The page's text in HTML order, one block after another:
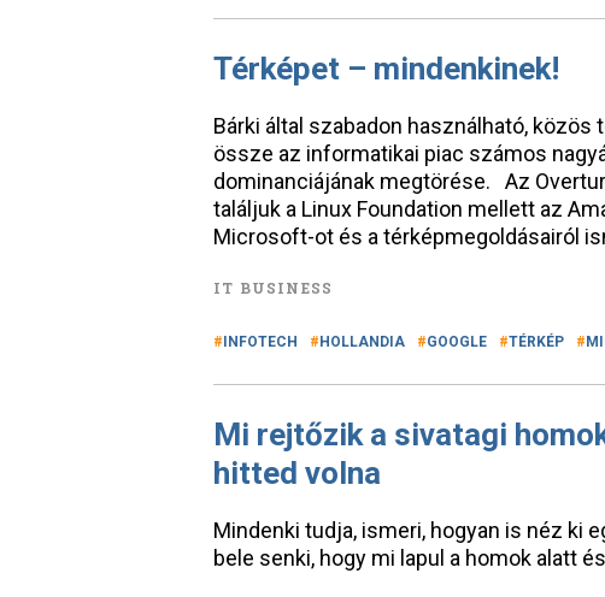
Térképet – mindenkinek!
Bárki által szabadon használható,
össze az informatikai piac számos
dominanciájának megtörése. Az
találjuk a Linux Foundation mellett az
Microsoft-ot és a térképmegoldásairól
IT BUSINESS
INFOTECH HOLLANDIA GOOGLE TÉRKÉP
Mi rejtőzik a sivatagi
hitted volna
Mindenki tudja, ismeri, hogyan is néz ki
bele senki, hogy mi lapul a homok alatt